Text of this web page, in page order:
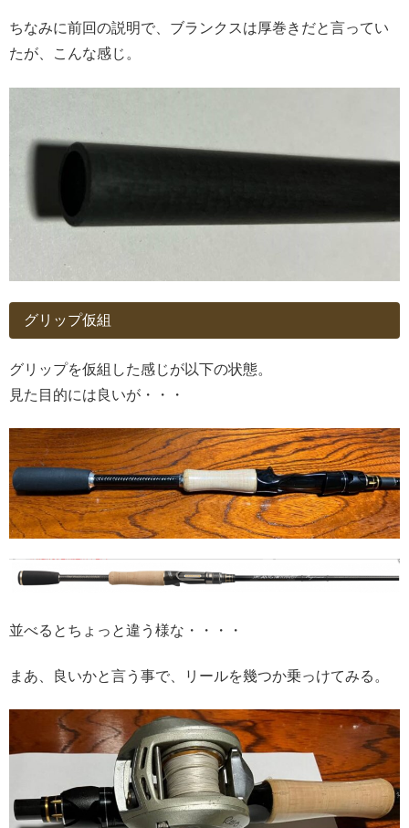
ちなみに前回の説明で、ブランクスは厚巻きだと言ってい
たが、こんな感じ。
グリップ仮組
グリップを仮組した感じが以下の状態。
見た目的には良いが・・・
並べるとちょっと違う様な・・・・
まあ、良いかと言う事で、リールを幾つか乗っけてみる。